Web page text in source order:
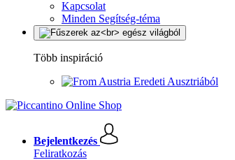
Kapcsolat
Minden Segítség-téma
Több inspiráció
Eredeti Ausztriából
Bejelentkezés
Feliratkozás